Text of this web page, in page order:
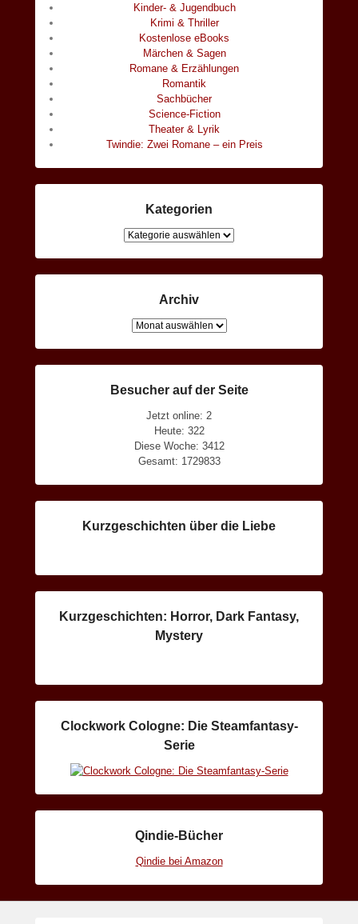
Kinder- & Jugendbuch
Krimi & Thriller
Kostenlose eBooks
Märchen & Sagen
Romane & Erzählungen
Romantik
Sachbücher
Science-Fiction
Theater & Lyrik
Twindie: Zwei Romane – ein Preis
Kategorien
Kategorien
Archiv
Archiv
Besucher auf der Seite
Jetzt online: 2
Heute: 322
Diese Woche: 3412
Gesamt: 1729833
Kurzgeschichten über die Liebe
Kurzgeschichten: Horror, Dark Fantasy,
Mystery
Clockwork Cologne: Die Steamfantasy-
Serie
Qindie-Bücher
Qindie bei Amazon